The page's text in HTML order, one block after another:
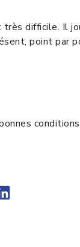
très difficile. Il
point par